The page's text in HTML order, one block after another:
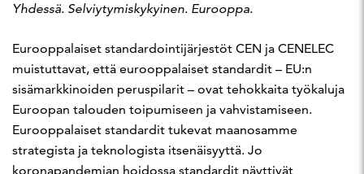
Yhdessä. Selviytymiskykyinen. Eurooppa.
Eurooppalaiset standardointijärjestöt CEN ja CENELEC
muistuttavat, että eurooppalaiset standardit – EU:n
sisämarkkinoiden peruspilarit – ovat tehokkaita työkaluja
Euroopan talouden toipumiseen ja vahvistamiseen.
Eurooppalaiset standardit tukevat maanosamme
strategista ja teknologista itsenäisyyttä. Jo
koronapandemian hoidossa standardit näyttivät